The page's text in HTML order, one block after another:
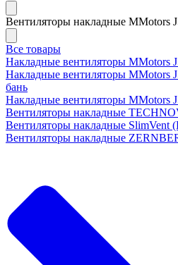
Вентиляторы накладные MMotors
Все товары
Накладные вентиляторы MMotors
Накладные вентиляторы MMotors
бань
Накладные вентиляторы MMotors
Вентиляторы накладные
Вентиляторы накладные SlimVent
Вентиляторы накладные